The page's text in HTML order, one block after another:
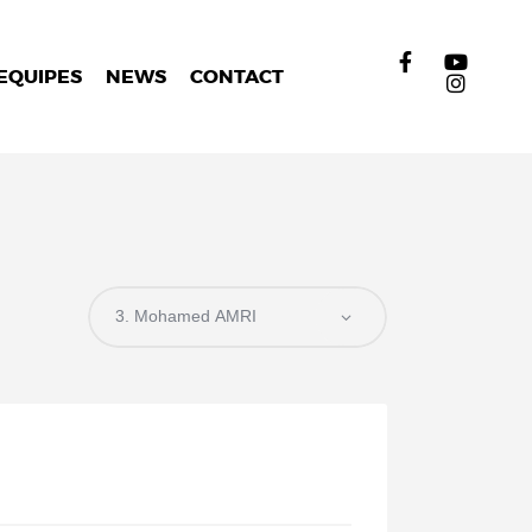
NEWS CONTACT